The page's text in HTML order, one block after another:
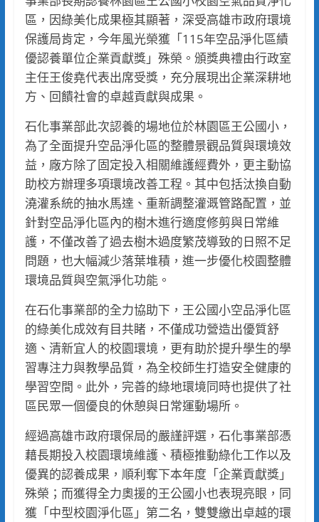
區，因綠美化成果極其顯著，深受高雄市政府環境
保護局肯定，今年風光榮獲「115年空品淨化區績
優認養單位企業貢獻獎」殊榮。頒獎典禮由行政室
主任王俊堯代表出席受獎，充分展現出企業深耕地
方、回饋社會的卓越貢獻與成果。
石化事業部此次認養的場地位於林園區王公國小，
為了全面提升空品淨化區的整體景觀品質與環境效
益，廠方除了固定投入相關維護經費外，更主動協
助校方辦理多項環境改善工程。其中包括汰換自動
澆灌系統的抽水馬達、重新調整灌溉管路配置，並
針對空品淨化區內的樹木進行適度修剪與日常維
護，不僅改善了過去樹木過度繁茂導致的日照不足
問題，也大幅減少落葉堆積，進一步優化校園整體
環境品質與空氣淨化功能。
在石化事業部的全力協助下，王公國小空品淨化區
的綠美化成效有目共睹，不僅成功營造出優質舒
適、清新宜人的校園環境，更有助於提升學生的學
習專注力與教學品質，為全校師生打造安全健康的
學習空間。此外，完善的綠地環境同時也提供了社
區民眾一個優良的休憩與日常運動場所。
經過高雄市政府環保局的嚴謹評選，石化事業部憑
藉長期投入校園環境維護、積極推動綠化工作以及
優異的認養成果，順利奪下本年度「企業貢獻獎」
殊榮；而獲得全力奧援的王公國小也表現亮眼，同
獲「中型校園淨化區」第二名，雙雙繳出卓越的環